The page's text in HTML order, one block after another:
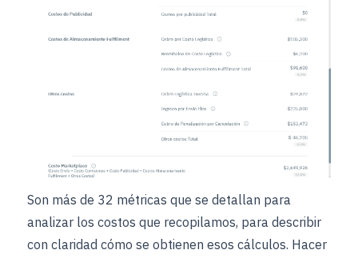
Son más de 32 métricas que se detallan para
analizar los costos que recopilamos, para describir
con claridad cómo se obtienen esos cálculos. Hacer